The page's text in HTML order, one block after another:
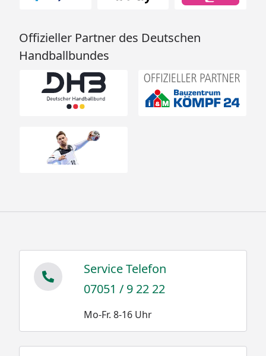
Offizieller Partner des Deutschen
Handballbundes
Service Telefon
07051 / 9 22 22
Mo-Fr. 8-16 Uhr